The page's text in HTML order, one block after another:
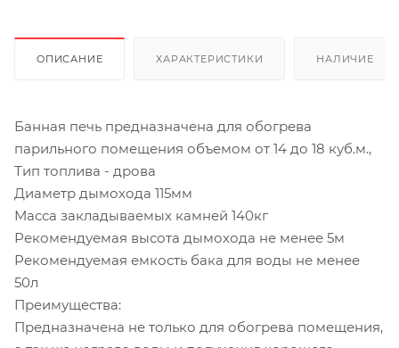
ОПИСАНИЕ ХАРАКТЕРИСТИКИ НАЛИЧИЕ
Банная печь предназначена для обогрева
парильного помещения объемом от 14 до 18 куб.м.,
Тип топлива - дрова
Диаметр дымохода 115мм
Масса закладываемых камней 140кг
Рекомендуемая высота дымохода не менее 5м
Рекомендуемая емкость бака для воды не менее
50л
Преимущества:
Предназначена не только для обогрева помещения,